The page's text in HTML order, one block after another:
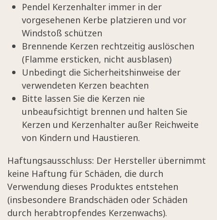
Pendel Kerzenhalter immer in der
vorgesehenen Kerbe platzieren und vor
Windstoß schützen
Brennende Kerzen rechtzeitig auslöschen
(Flamme ersticken, nicht ausblasen)
Unbedingt die Sicherheitshinweise der
verwendeten Kerzen beachten
Bitte lassen Sie die Kerzen nie
unbeaufsichtigt brennen und halten Sie
Kerzen und Kerzenhalter außer Reichweite
von Kindern und Haustieren.
Haftungsausschluss: Der Hersteller übernimmt
keine Haftung für Schäden, die durch
Verwendung dieses Produktes entstehen
(insbesondere Brandschäden oder Schäden
durch herabtropfendes Kerzenwachs).